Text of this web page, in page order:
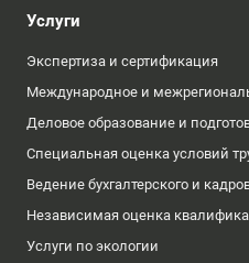
Услуги
Экспертиза и сертификация
Международное и
Деловое образование и
Специальная оценка условий
Ведение бухгалтерского и
Независимая оценка
Услуги по экологии